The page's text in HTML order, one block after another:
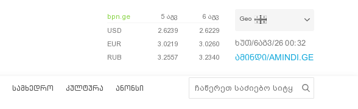
bpn.ge 5 აგვ
6 აგვ
USD
2.6239
2.6229
EUR
3.0219
3.0260
RUB
3.2557 3.2340
Geo
ხუთ/6აგვ/26 00:32:09
ამინდი/AMINDI.GE
ᲡᲐᲛᲮᲔᲓᲠᲝ ᲙᲣᲚᲢᲣᲠᲐ ᲐᲜᲝᲜᲡᲘ